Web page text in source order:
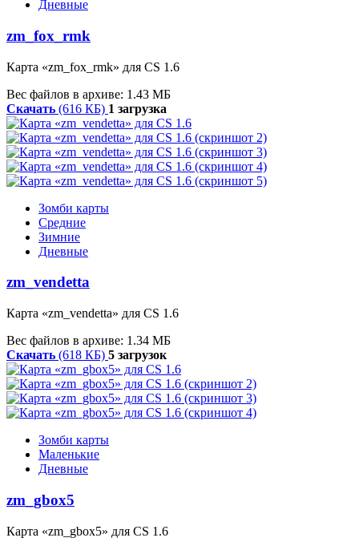
Дневные
zm_fox_rmk
Карта «zm_fox_rmk» для CS 1.6
Вес файлов в архиве: 1.43 МБ
Скачать (616 КБ) 1 загрузка
Зомби карты
Средние
Зимние
Дневные
zm_vendetta
Карта «zm_vendetta» для CS 1.6
Вес файлов в архиве: 1.34 МБ
Скачать (618 КБ) 5 загрузок
Зомби карты
Маленькие
Дневные
zm_gbox5
Карта «zm_gbox5» для CS 1.6